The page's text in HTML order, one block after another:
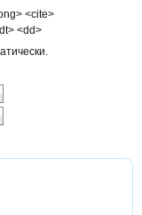
<cite>
<dd>